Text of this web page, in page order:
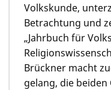
Volkskunde,
Betrachtung und
„Jahrbuch für
Brückner macht
gelang, die